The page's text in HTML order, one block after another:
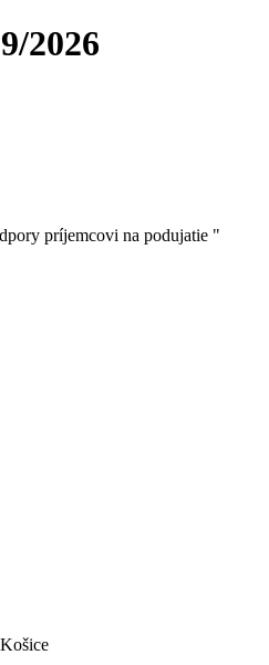
2026
príjemcovi na podujatie "